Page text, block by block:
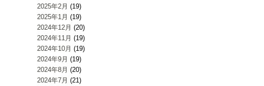
2025年2月 (19)
2025年1月 (19)
2024年12月 (20)
2024年11月 (19)
2024年10月 (19)
2024年9月 (19)
2024年8月 (20)
2024年7月 (21)